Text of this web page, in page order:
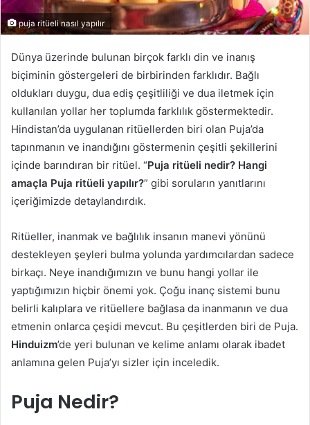
puja ritüeli nasıl yapılır
Dünya üzerinde bulunan birçok farklı din ve inanış
biçiminin göstergeleri de birbirinden farklıdır. Bağlı
oldukları duygu, dua ediş çeşitliliği ve dua iletmek için
kullanılan yollar her toplumda farklılık göstermektedir.
Hindistan’da uygulanan ritüellerden biri olan Puja’da
tapınmanın ve inandığını göstermenin çeşitli şekillerini
içinde barındıran bir ritüel. “Puja ritüeli nedir? Hangi
amaçla Puja ritüeli yapılır?” gibi soruların yanıtlarını
içeriğimizde detaylandırdık.
Ritüeller, inanmak ve bağlılık insanın manevi yönünü
destekleyen şeyleri bulma yolunda yardımcılardan sadece
birkaçı. Neye inandığımızın ve bunu hangi yollar ile
yaptığımızın hiçbir önemi yok. Çoğu inanç sistemi bunu
belirli kalıplara ve ritüellere bağlasa da inanmanın ve dua
etmenin onlarca çeşidi mevcut. Bu çeşitlerden biri de Puja.
Hinduizm’de yeri bulunan ve kelime anlamı olarak ibadet
anlamına gelen Puja’yı sizler için inceledik.
Puja Nedir?